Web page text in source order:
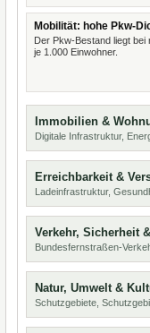
Mobilität: hohe Pkw-
Der Pkw-Bestand liegt bei
je 1.000 Einwohner.
Immobilien &
Digitale Infrastruktur,
Erreichbarkeit &
Ladeinfrastruktur,
Verkehr, Sicherheit
Bundesfernstraßen-
Natur, Umwelt &
Schutzgebiete,